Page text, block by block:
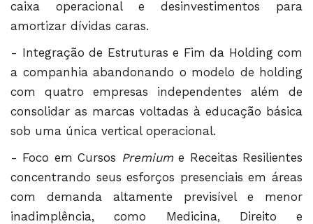
caixa operacional e desinvestimentos para
amortizar dívidas caras.
- Integração de Estruturas e Fim da Holding com
a companhia abandonando o modelo de holding
com quatro empresas independentes além de
consolidar as marcas voltadas à educação básica
sob uma única vertical operacional.
- Foco em Cursos Premiume Receitas Resilientes
concentrando seus esforços presenciais em áreas
com demanda altamente previsível e menor
inadimplência, como Medicina, Direito e